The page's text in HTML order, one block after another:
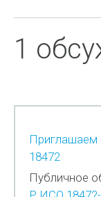
1
Приглашаем
18472
Публичное